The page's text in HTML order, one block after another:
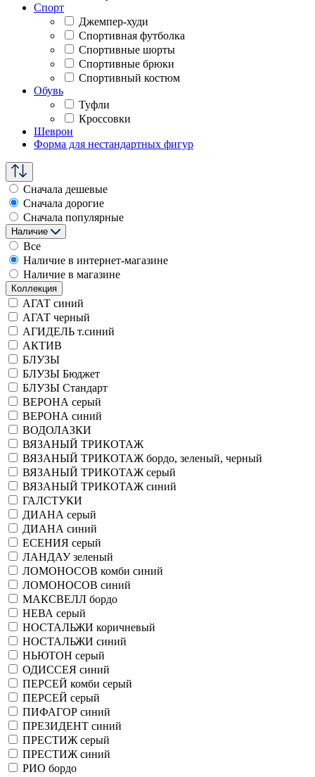
Спорт
Джемпер-худи
Спортивная футболка
Спортивные шорты
Спортивные брюки
Спортивный костюм
Обувь
Туфли
Кроссовки
Шеврон
Форма для нестандартных фигур
Сначала дешевые
Сначала дорогие
Сначала популярные
Наличие
Все
Наличие в интернет-магазине
Наличие в магазине
Коллекция
АГАТ синий
АГАТ черный
АГИДЕЛЬ т.синий
АКТИВ
БЛУЗЫ
БЛУЗЫ Бюджет
БЛУЗЫ Стандарт
ВЕРОНА серый
ВЕРОНА синий
ВОДОЛАЗКИ
ВЯЗАНЫЙ ТРИКОТАЖ
ВЯЗАНЫЙ ТРИКОТАЖ бордо, зеленый, черный
ВЯЗАНЫЙ ТРИКОТАЖ серый
ВЯЗАНЫЙ ТРИКОТАЖ синий
ГАЛСТУКИ
ДИАНА серый
ДИАНА синий
ЕСЕНИЯ серый
ЛАНДАУ зеленый
ЛОМОНОСОВ комби синий
ЛОМОНОСОВ синий
МАКСВЕЛЛ бордо
НЕВА серый
НОСТАЛЬЖИ коричневый
НОСТАЛЬЖИ синий
НЬЮТОН серый
ОДИССЕЯ синий
ПЕРСЕЙ комби серый
ПЕРСЕЙ серый
ПИФАГОР синий
ПРЕЗИДЕНТ синий
ПРЕСТИЖ серый
ПРЕСТИЖ синий
РИО бордо